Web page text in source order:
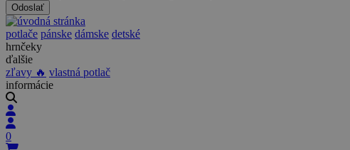
Odoslať
potlače pánske dámske detské
hrnčeky
ďalšie
zľavy 🔥 vlastná potlač
informácie
0